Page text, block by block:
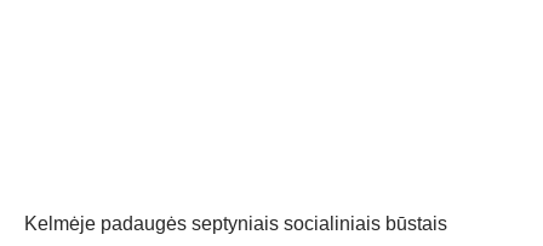
Kelmėje padaugės septyniais socialiniais būstais